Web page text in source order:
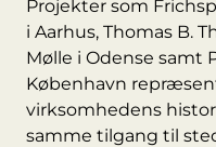
Projekter som
i Aarhus, Thomas B.
Mølle i Odense samt
København
virksomhedens
samme tilgang til